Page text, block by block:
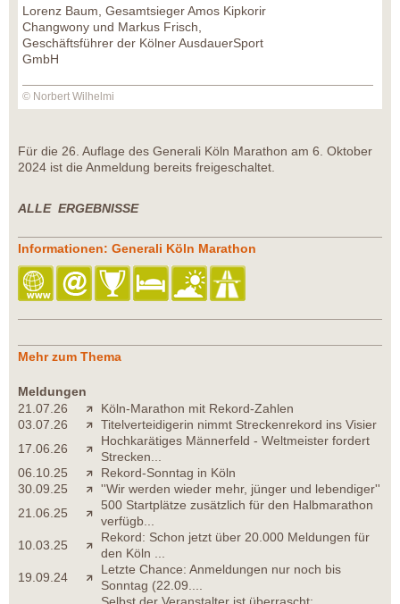
Lorenz Baum, Gesamtsieger Amos Kipkorir
Changwony und Markus Frisch,
Geschäftsführer der Kölner AusdauerSport
GmbH
© Norbert Wilhelmi
Für die 26. Auflage des Generali Köln Marathon am 6. Oktober
2024 ist die Anmeldung bereits freigeschaltet.
ALLE ERGEBNISSE
Informationen: Generali Köln Marathon
Mehr zum Thema
Meldungen
21.07.26
Köln-Marathon mit Rekord-Zahlen
03.07.26
Titelverteidigerin nimmt Streckenrekord ins Visier
17.06.26
Hochkarätiges Männerfeld - Weltmeister fordert
Strecken...
06.10.25
Rekord-Sonntag in Köln
30.09.25
''Wir werden wieder mehr, jünger und lebendiger''
21.06.25
500 Startplätze zusätzlich für den Halbmarathon
verfügb...
10.03.25
Rekord: Schon jetzt über 20.000 Meldungen für
den Köln ...
19.09.24
Letzte Chance: Anmeldungen nur noch bis
Sonntag (22.09....
Selbst der Veranstalter ist überrascht: